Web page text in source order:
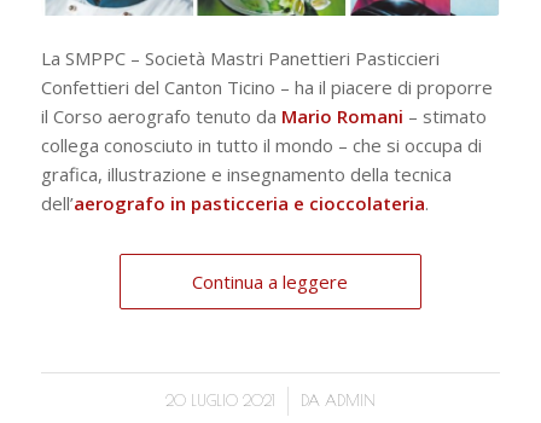
La SMPPC – Società Mastri Panettieri Pasticcieri
Confettieri del Canton Ticino – ha il piacere di proporre
il Corso aerografo tenuto da Mario Romani – stimato
collega conosciuto in tutto il mondo – che si occupa di
grafica, illustrazione e insegnamento della tecnica
dell’aerografo in pasticceria e cioccolateria.
Continua a leggere
20 LUGLIO 2021
/ DA ADMIN